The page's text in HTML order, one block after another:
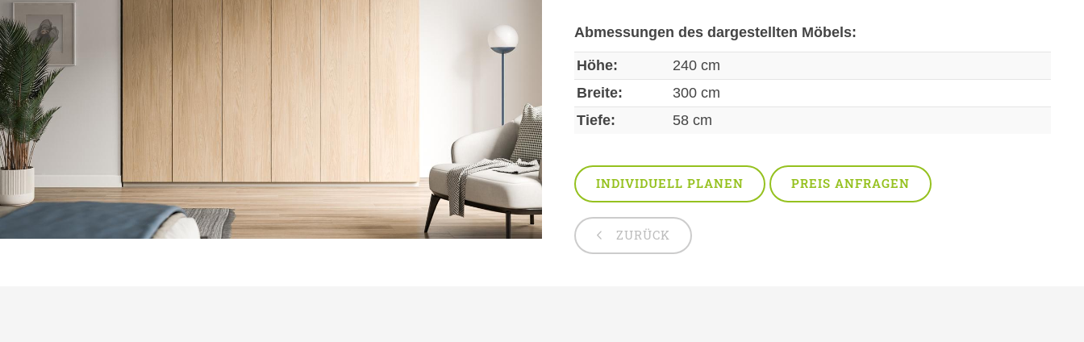
Abmessungen des dargestellten Möbels:
Höhe:
240 cm
Breite:
300 cm
Tiefe:
58 cm
INDIVIDUELL PLANEN PREIS ANFRAGEN
ZURÜCK